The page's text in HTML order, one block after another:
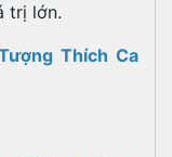
trị lớn.
Thích Ca